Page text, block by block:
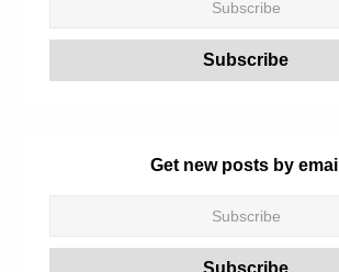
Get new posts by email